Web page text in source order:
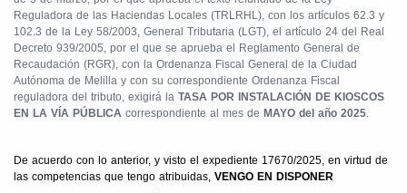
Reguladora de las Haciendas Locales (TRLRHL), con los artículos 62.3 y
102.3 de la Ley 58/2003, General Tributaria (LGT), el artículo 24 del Real
Decreto 939/2005, por el que se aprueba el Reglamento General de
Recaudación (RGR), con la Ordenanza Fiscal General de la Ciudad
Autónoma de Melilla y con su correspondiente Ordenanza Fiscal
reguladora del tributo, exigirá la TASA POR INSTALACIÓN DE KIOSCOS
EN LA VÍA PÚBLICA correspondiente al mes de MAYO del año 2025.
De acuerdo con lo anterior, y visto el expediente 17670/2025, en virtud de
las competencias que tengo atribuidas, VENGO EN DISPONER